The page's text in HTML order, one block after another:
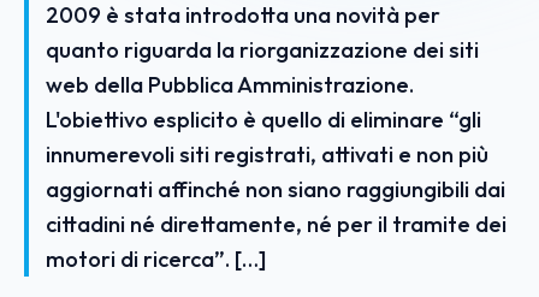
2009 è stata introdotta una novità per
quanto riguarda la riorganizzazione dei siti
web della Pubblica Amministrazione.
L'obiettivo esplicito è quello di eliminare “gli
innumerevoli siti registrati, attivati e non più
aggiornati affinché non siano raggiungibili dai
cittadini né direttamente, né per il tramite dei
motori di ricerca”. […]